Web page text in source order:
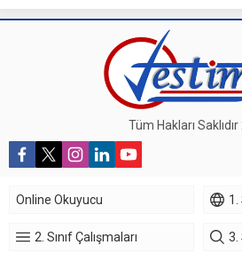
Tüm Hakları
Online Okuyucu 1.
2. Sınıf Çalışmaları 3.